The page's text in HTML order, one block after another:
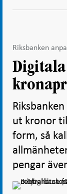
Riksbanken
ut kronor
form, så
pengar